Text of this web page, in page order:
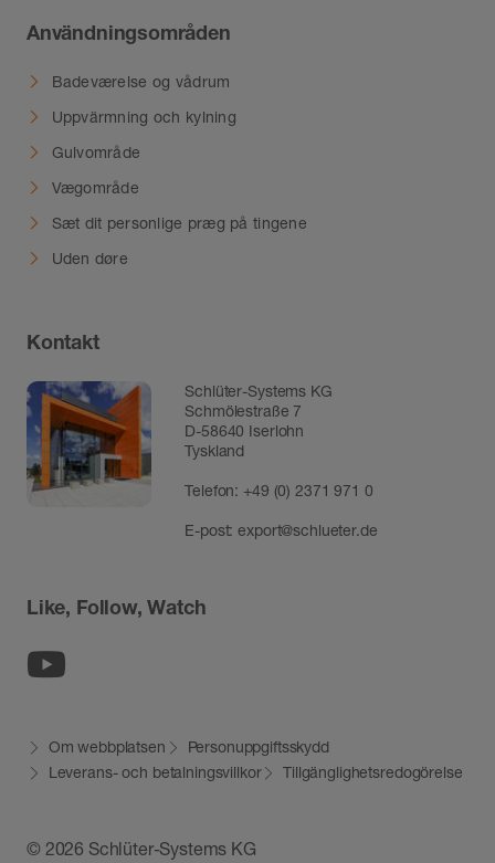
Användningsområden
Badeværelse og vådrum
Uppvärmning och kylning
Gulvområde
Vægområde
Sæt dit personlige præg på tingene
Uden døre
Kontakt
Schlüter-Systems KG
Schmölestraße 7
D-58640 Iserlohn
Tyskland
Telefon:+49 (0) 2371 971 0
E-post:export@schlueter.de
Like, Follow, Watch
© 2026 Schlüter-Systems KG
Om webbplatsen
Personuppgiftsskydd
Leverans- och betalningsvillkor
Tillgänglighetsredogörelse